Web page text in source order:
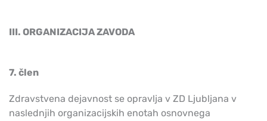
III. ORGANIZACIJA ZAVODA
7. člen
Zdravstvena dejavnost se opravlja v ZD Ljubljana v
naslednjih organizacijskih enotah osnovnega